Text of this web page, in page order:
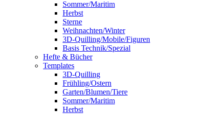
Sommer/Maritim
Herbst
Sterne
Weihnachten/Winter
3D-Quilling/Mobile/Figuren
Basis Technik/Spezial
Hefte & Bücher
Templates
3D-Quilling
Frühling/Ostern
Garten/Blumen/Tiere
Sommer/Maritim
Herbst